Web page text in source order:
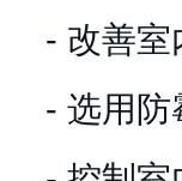
- 改善室
- 选用防